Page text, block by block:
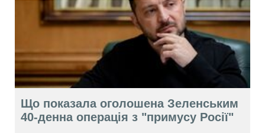
Що показала оголошена Зеленським
40-денна операція з "примусу Росії"